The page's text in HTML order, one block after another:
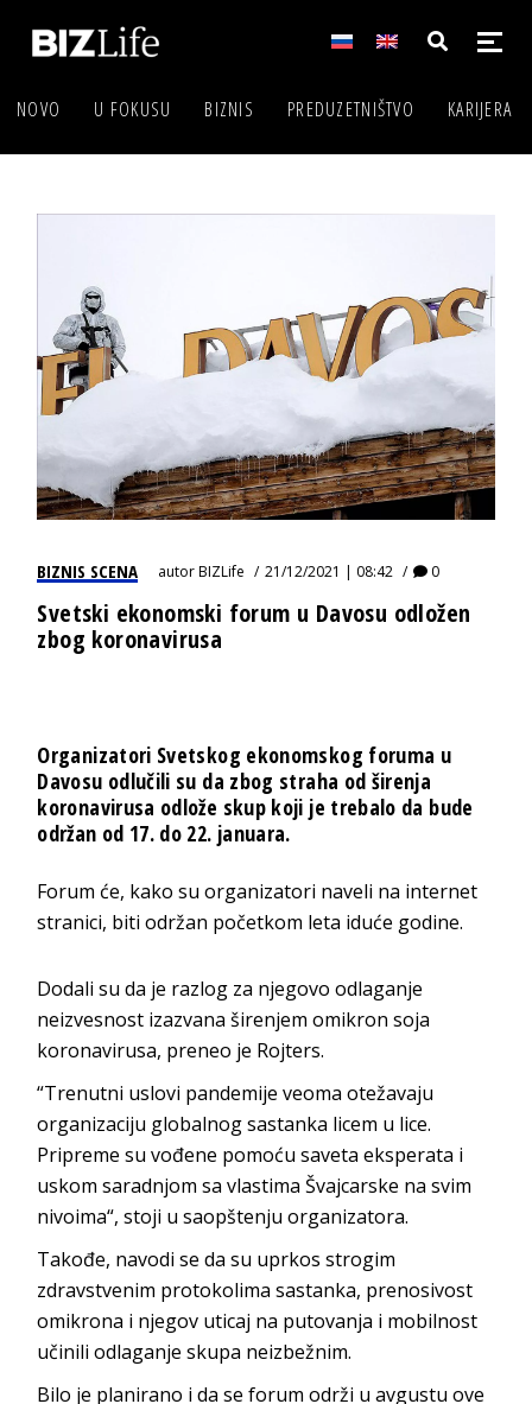
NOVO U FOKUSU BIZNIS PREDUZETNIŠTVO KARIJERA
BIZNIS SCENA autorBIZLife 21/12/2021 | 08:42 0
Svetski ekonomski forum u Davosu odložen
zbog koronavirusa
Organizatori Svetskog ekonomskog foruma u
Davosu odlučili su da zbog straha od širenja
koronavirusa odlože skup koji je trebalo da bude
održan od 17. do 22. januara.
Forum će, kako su organizatori naveli na internet
stranici, biti održan početkom leta iduće godine.
Dodali su da je razlog za njegovo odlaganje
neizvesnost izazvana širenjem omikron soja
koronavirusa, preneo je Rojters.
“Trenutni uslovi pandemije veoma otežavaju
organizaciju globalnog sastanka licem u lice.
Pripreme su vođene pomoću saveta eksperata i
uskom saradnjom sa vlastima Švajcarske na svim
nivoima“, stoji u saopštenju organizatora.
Takođe, navodi se da su uprkos strogim
zdravstvenim protokolima sastanka, prenosivost
omikrona i njegov uticaj na putovanja i mobilnost
učinili odlaganje skupa neizbežnim.
Bilo je planirano i da se forum održi u avgustu ove